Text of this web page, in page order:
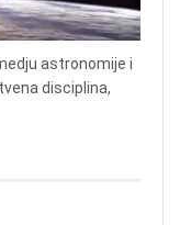
astronomije i
disciplina,